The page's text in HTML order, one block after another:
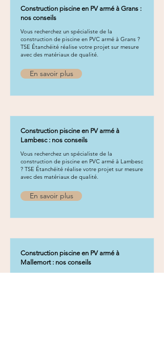
Construction piscine en PV armé à Grans :
nos conseils
Vous recherchez un spécialiste de la
construction de piscine en PVC armé à Grans ?
TSE Étanchéité réalise votre projet sur mesure
avec des matériaux de qualité.
En savoir plus
Construction piscine en PV armé à
Lambesc : nos conseils
Vous recherchez un spécialiste de la
construction de piscine en PVC armé à Lambesc
? TSE Étanchéité réalise votre projet sur mesure
avec des matériaux de qualité.
En savoir plus
Construction piscine en PV armé à
Mallemort : nos conseils